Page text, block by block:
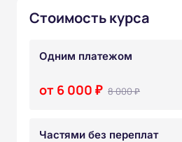
Стоимость курса
Одним платежом
от 6 000 ₽ 8 000 ₽
Частями без переплат